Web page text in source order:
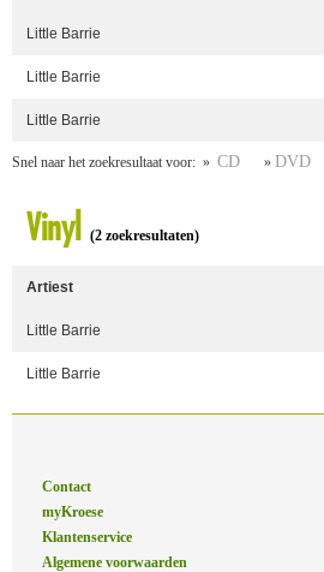
Little Barrie
Little Barrie
Little Barrie
Snel naar het zoekresultaat voor: » CD » DVD
Vinyl (2 zoekresultaten)
Artiest
Little Barrie
Little Barrie
Contact
myKroese
Klantenservice
Algemene voorwaarden